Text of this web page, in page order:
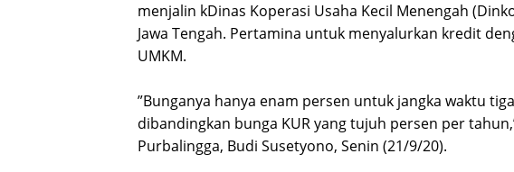
r
a
i
o
t
o
:
menjalin kDinas Koperasi Usaha Kecil Menengah
Jawa Tengah. Pertamina untuk menyalurkan kredit
UMKM.
”Bunganya hanya enam persen untuk jangka waktu
dibandingkan bunga KUR yang tujuh persen per
Purbalingga, Budi Susetyono, Senin (21/9/20).